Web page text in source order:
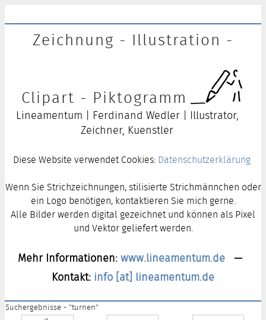
Zeichnung - Illustration -
Clipart - Piktogramm
Lineamentum | Ferdinand Wedler | Illustrator,
Zeichner, Kuenstler
Diese Website verwendet Cookies: Datenschutzerklärung
Wenn Sie Strichzeichnungen, stilisierte Strichmännchen oder
ein Logo benötigen, kontaktieren Sie mich gerne.
Alle Bilder werden digital gezeichnet und können als Pixel
und Vektor geliefert werden.
Mehr Informationen:www.lineamentum.de —
Kontakt: info [at] lineamentum.de
Suchergebnisse - "turnen"